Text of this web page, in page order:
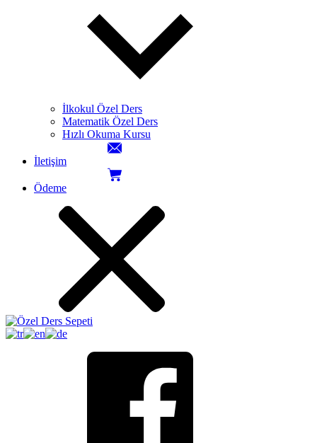
İlkokul Özel Ders
Matematik Özel Ders
Hızlı Okuma Kursu
İletişim
Ödeme